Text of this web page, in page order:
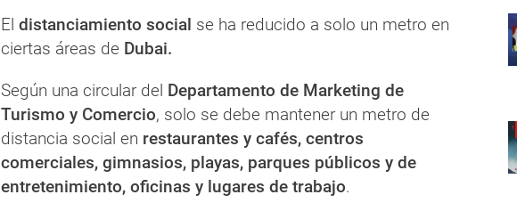
El distanciamiento social se ha reducido a solo un metro en
ciertas áreas de Dubai.
Según una circular del Departamento de Marketing de
Turismo y Comercio, solo se debe mantener un metro de
distancia social en restaurantes y cafés, centros
comerciales, gimnasios, playas, parques públicos y de
entretenimiento, oficinas y lugares de trabajo.